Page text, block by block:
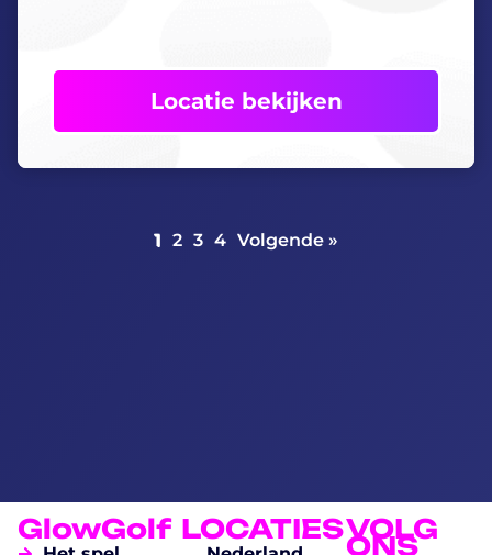
Locatie bekijken
1 2 3 4 Volgende »
GlowGolf LOCATIESVOLG
ONS